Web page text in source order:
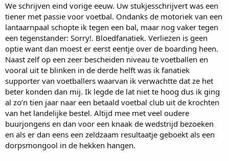
We schrijven eind vorige eeuw. Uw stukjesschrijvert was een
tiener met passie voor voetbal. Ondanks de motoriek van een
lantaarnpaal schopte ik tegen een bal, maar nog vaker tegen
een tegenstander: Sorry!. Bloedfanatiek. Verliezen is geen
optie want dan moest er eerst eentje over de boarding heen.
Naast zelf op een zeer bescheiden niveau te voetballen en
vooral uit te blinken in de derde helft was ik fanatiek
supporter van voetballers waarvan ik verwachtte dat ze het
beter konden dan mij. Ik legde de lat niet te hoog dus ik ging
al zo’n tien jaar naar een betaald voetbal club uit de krochten
van het landelijke bestel. Altijd mee met veel oudere
buurjongens en dan voor een knaak de wedstrijd bezoeken
en als er dan eens een zeldzaam resultaatje geboekt als een
dorpsmongool in de hekken hangen.